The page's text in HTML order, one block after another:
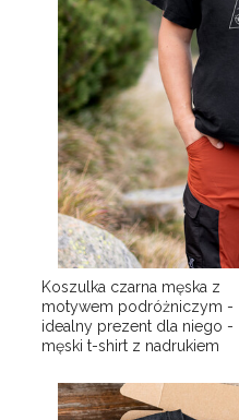
Koszulka czarna męska z
motywem podróżniczym -
idealny prezent dla niego -
męski t-shirt z nadrukiem